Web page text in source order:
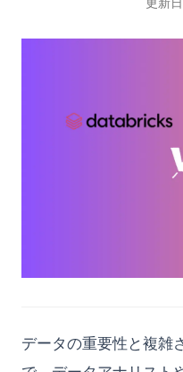
パイチャートメーカー：デ
散布図計算機
どのツールを使ってチャー
グラフ作成ツールを試して
ChatGPTでの「会話が見つ
ChatGPTで発生する「会話
ChatGPTと剽窃の真実：知
ChatGPTの容量オーバーエ
ランダムサーチの詳細：
Matplotlib Colormaps
Matplotlib Legend
Matplotlib Legend:
Charts in Python
Matplotlib Secondary Axis:
Optimizing SQL Queries
Pandas Add Column to
Pandas Apply: How to
Pandas Apply: カスタム関
Pandas Concat：Pythonで
Pandas Crosstab：Python
ー集計
PySpark での Null と NA
PySpark の select・filter
PySparkのJoinと
PySparkのカラムの削除：
How to Automate
How to Check Your
How to Convert .ipynb to
How to Convert .ipynb to
How to Create a Conda
How to Drop a Column in
RでのPheatmap：カスタ
を使用する
Rにおけるデータフレーム
Rにおけるロジスティック
初心者が知るべき6つの素
Seaborn vs. Matplotlib - 様
Seaborn ヒストグラム
Seaborn ボックスプロット
SeabornのDisplotを使った
SeabornのDisplotエラーを
Size X and Y Arrays
How to Easily Deploy
How to Run Streamlit
How to Use Streamlit with
Jupyter 環境で Streamlit ア
Streamlit 1.24.0:
Streamlit AgGrid:
Streamlit Caching: データ
データの重要性と複雑